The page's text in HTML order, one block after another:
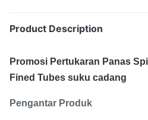
Product Description
Promosi Pertukaran Panas
Fined Tubes suku cadang
Pengantar Produk